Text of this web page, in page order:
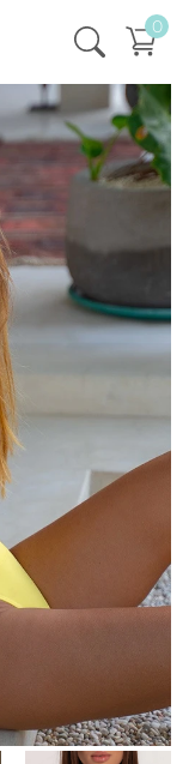
0
Топ Тайра Лимонный